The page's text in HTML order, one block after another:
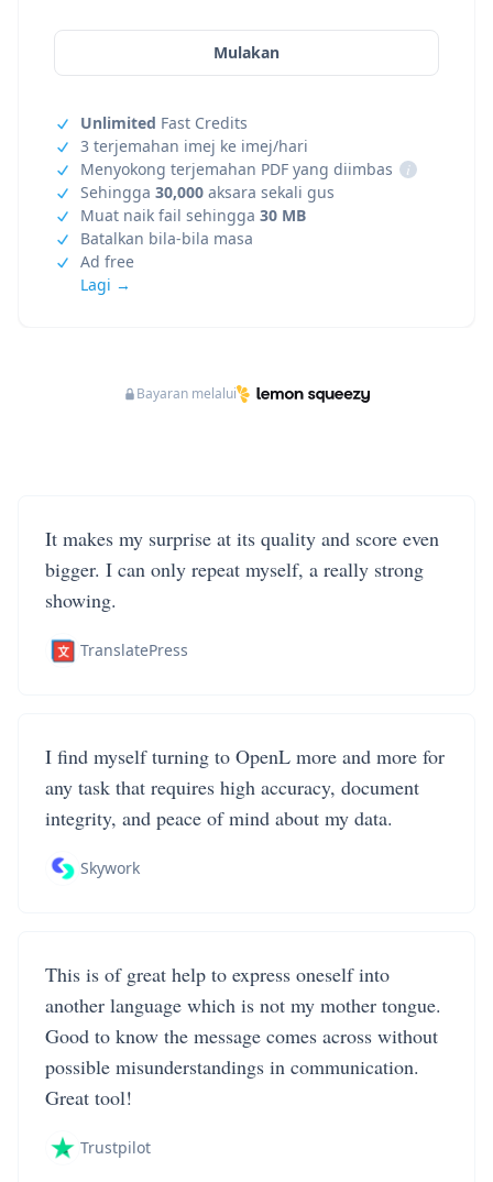
Mulakan
Unlimited Fast Credits
3 terjemahan imej ke imej/hari
Menyokong terjemahan PDF yang diimbas
i
Sehingga 30,000 aksara sekali gus
Muat naik fail sehingga 30 MB
Batalkan bila-bila masa
Ad free
Lagi →
Bayaran melalui
It makes my surprise at its quality and score even
bigger. I can only repeat myself, a really strong
showing.
TranslatePress
I find myself turning to OpenL more and more for
any task that requires high accuracy, document
integrity, and peace of mind about my data.
Skywork
This is of great help to express oneself into
another language which is not my mother tongue.
Good to know the message comes across without
possible misunderstandings in communication.
Great tool!
Trustpilot